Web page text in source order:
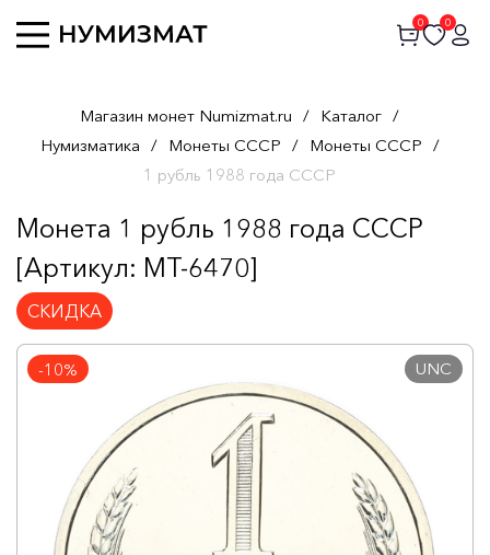
0 0
Магазин монет Numizmat.ru / Каталог /
Нумизматика / Монеты СССР / Монеты СССР /
1 рубль 1988 года СССР
Монета 1 рубль 1988 года СССР
[Артикул: MT-6470]
СКИДКА
-10% UNC